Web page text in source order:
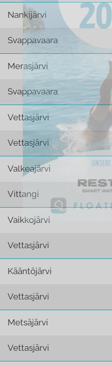
Nankijärvi
Svappavaara
Merasjärvi
Svappavaara
Vettasjärvi
Vettasjärvi
Valkeajärvi
Vittangi
Vaikkojärvi
Vettasjärvi
Kääntöjärvi
Vettasjärvi
Metsäjärvi
Vettasjärvi